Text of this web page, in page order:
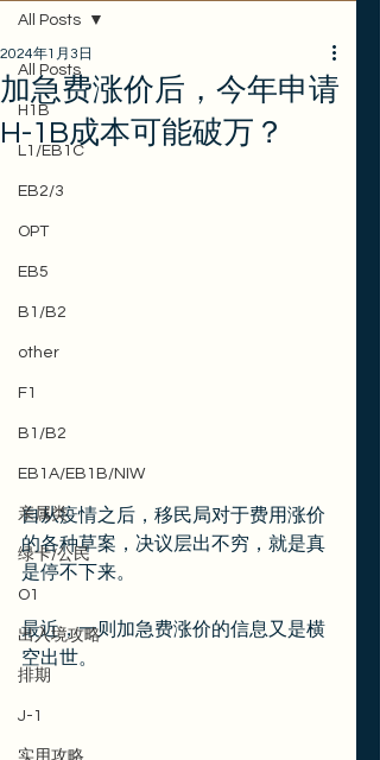
All Posts
H1B
L1/EB1C
EB2/3
OPT
EB5
B1/B2
other
F1
B1/B2
EB1A/EB1B/NIW
亲属类
绿卡/公民
O1
出入境攻略
排期
J-1
实用攻略
All Posts
加急费涨价后，今年申请
H-1B成本可能破万？
2024年1月3日
自从疫情之后，移民局对于费用涨价
的各种草案，决议层出不穷，就是真
是停不下来。
最近，一则加急费涨价的信息又是横
空出世。